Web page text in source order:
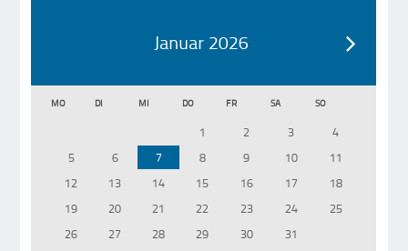
Januar 2026
MO DI MI DO FR SA SO
1 2 3
4
5
6 7 8 9 10
11
12
13 14 15 16 17
18
19
20 21 22 23 24
25
26
27 28 29 30 31